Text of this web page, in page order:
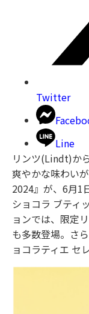
Twitter
Line
リンツ(Lindt)か
爽やかな味わい
2024』が、6月1
ショコラ ブティ
ョンでは、限定
も多数登場。さ
ョコラティエ セ